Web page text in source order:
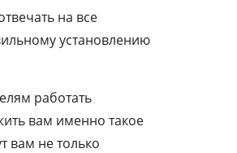
на все
установлению
работать
вам именно такое
вам не только